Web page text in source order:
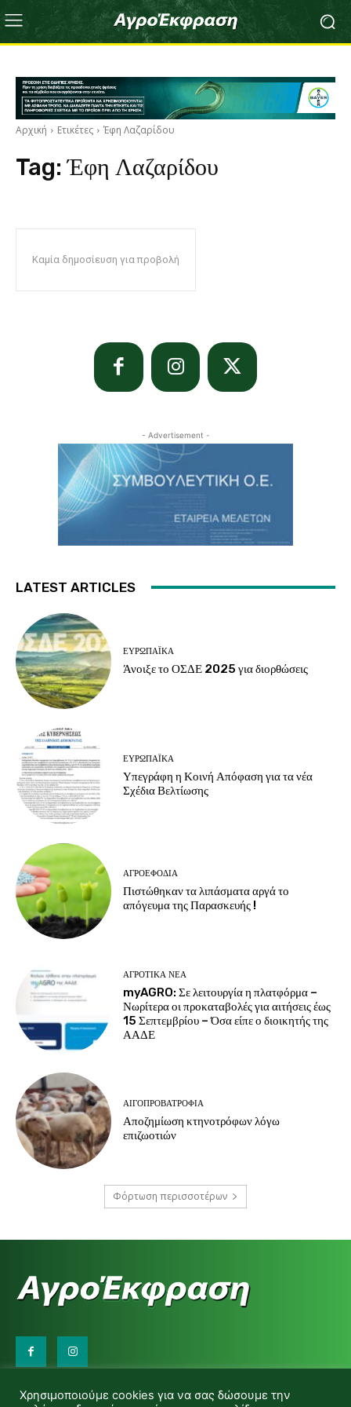
Αρχική Ετικέτες Έφη Λαζαρίδου
Tag:Έφη Λαζαρίδου
Καμία δημοσίευση για προβολή
- Advertisement -
LATEST ARTICLES
ΕΥΡΩΠΑΪΚΆ
Άνοιξε το ΟΣΔΕ 2025 για διορθώσεις
ΕΥΡΩΠΑΪΚΆ
Υπεγράφη η Κοινή Απόφαση για τα νέα
Σχέδια Βελτίωσης
ΑΓΡΟΕΦΌΔΙΑ
Πιστώθηκαν τα λιπάσματα αργά το
απόγευμα της Παρασκευής !
ΑΓΡΟΤΙΚΆ ΝΈΑ
myAGRO: Σε λειτουργία η πλατφόρμα –
Νωρίτερα οι προκαταβολές για αιτήσεις έως
15 Σεπτεμβρίου – Όσα είπε ο διοικητής της
ΑΑΔΕ
ΑΙΓΟΠΡΟΒΑΤΡΟΦΊΑ
Αποζημίωση κτηνοτρόφων λόγω
επιζωοτιών
Φόρτωση περισσοτέρων
d.makas@yahoo.gr
Χρησιμοποιούμε cookies για να σας δώσουμε την